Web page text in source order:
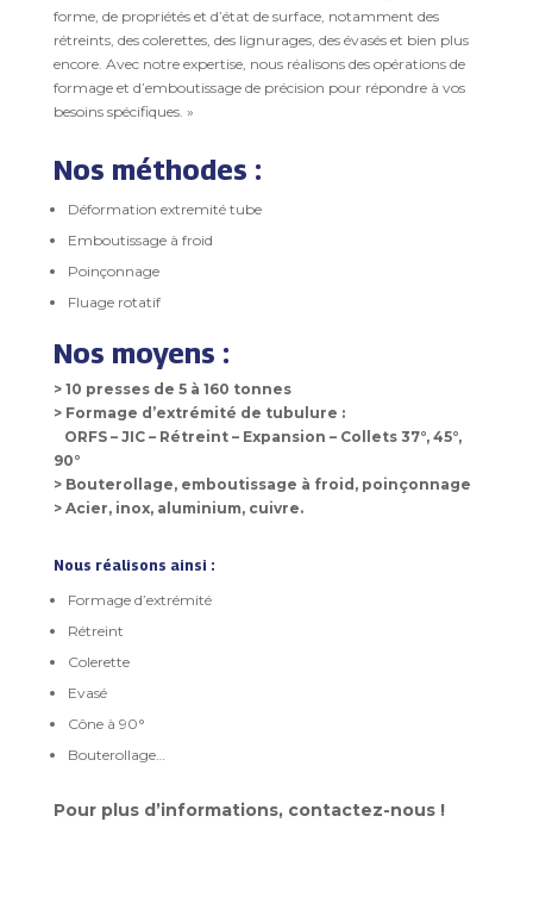
forme, de propriétés et d’état de surface, notamment des
rétreints, des colerettes, des lignurages, des évasés et bien plus
encore. Avec notre expertise, nous réalisons des opérations de
formage et d’emboutissage de précision pour répondre à vos
besoins spécifiques. »
Nos méthodes :
Déformation extremité tube
Emboutissage à froid
Poinçonnage
Fluage rotatif
Nos moyens :
> 10 presses de 5 à 160 tonnes
> Formage d’extrémité de tubulure :
ORFS – JIC – Rétreint – Expansion – Collets 37°, 45°,
90°
> Bouterollage, emboutissage à froid, poinçonnage
> Acier, inox, aluminium, cuivre.
Nous réalisons ainsi :
Formage d’extrémité
Rétreint
Colerette
Evasé
Cône à 90°
Bouterollage…
Pour plus d’informations, contactez-nous !